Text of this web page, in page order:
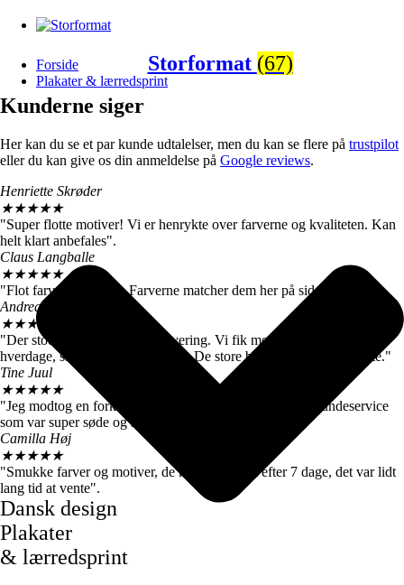
Forside
Plakater & lærredsprint
Storformat (67)
Kunderne siger
Her kan du se et par kunde udtalelser, men du kan se flere på trustpilot
eller du kan give os din anmeldelse på Google reviews.
Henriette Skrøder
★★★★★
"Super flotte motiver! Vi er henrykte over farverne og kvaliteten. Kan
helt klart anbefales".
Claus Langballe
★★★★★
"Flot farvegengivelse. Farverne matcher dem her på siden".
Andreas W. Nielsen
★★★
"Der stod 4-6 hverdage ved levering. Vi fik motiverne efter 3
hverdage, så vi er meget tilfredse. De store billeder er virkelig flotte."
Tine Juul
★★★★★
"Jeg modtog en forkert plakat. Men fik hurtigt talt med kundeservice
som var super søde og sendte mig straks den rigtige".
Camilla Høj
★★★★★
"Smukke farver og motiver, de kom dog først efter 7 dage, det var lidt
lang tid at vente".
Dansk design
Plakater
& lærredsprint